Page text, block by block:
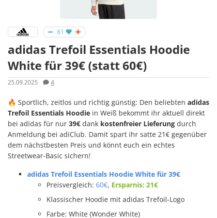
61
adidas Trefoil Essentials Hoodie
White für 39€ (statt 60€)
25.09.2025 4
🔥 Sportlich, zeitlos und richtig günstig: Den beliebten adidas
Trefoil Essentials Hoodie in Weiß bekommt ihr aktuell direkt
bei adidas für nur 39€ dank kostenfreier Lieferung durch
Anmeldung bei adiClub. Damit spart ihr satte 21€ gegenüber
dem nächstbesten Preis und könnt euch ein echtes
Streetwear-Basic sichern!
adidas Trefoil Essentials Hoodie White für 39€
Preisvergleich: 60€, Ersparnis: 21€
Klassischer Hoodie mit adidas Trefoil-Logo
Farbe: White (Wonder White)